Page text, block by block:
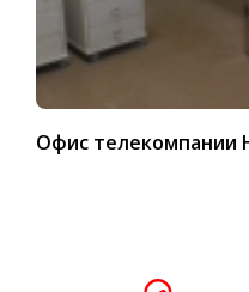
Офис телекомпании